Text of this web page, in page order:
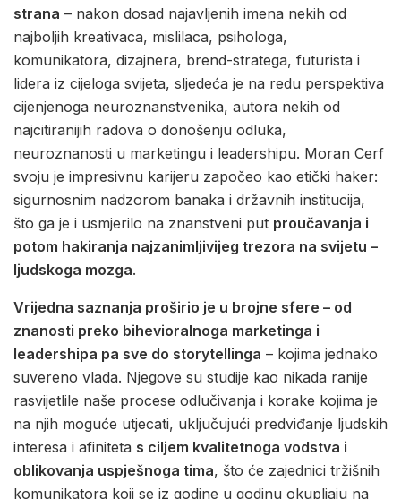
strana – nakon dosad najavljenih imena nekih od
najboljih kreativaca, mislilaca, psihologa,
komunikatora, dizajnera, brend-stratega, futurista i
lidera iz cijeloga svijeta, sljedeća je na redu perspektiva
cijenjenoga neuroznanstvenika, autora nekih od
najcitiranijih radova o donošenju odluka,
neuroznanosti u marketingu i leadershipu. Moran Cerf
svoju je impresivnu karijeru započeo kao etički haker:
sigurnosnim nadzorom banaka i državnih institucija,
što ga je i usmjerilo na znanstveni put proučavanja i
potom hakiranja najzanimljivijeg trezora na svijetu –
ljudskoga mozga.
Vrijedna saznanja proširio je u brojne sfere – od
znanosti preko bihevioralnoga marketinga i
leadershipa pa sve do storytellinga – kojima jednako
suvereno vlada. Njegove su studije kao nikada ranije
rasvijetlile naše procese odlučivanja i korake kojima je
na njih moguće utjecati, uključujući predviđanje ljudskih
interesa i afiniteta s ciljem kvalitetnoga vodstva i
oblikovanja uspješnoga tima, što će zajednici tržišnih
komunikatora koji se iz godine u godinu okupljaju na